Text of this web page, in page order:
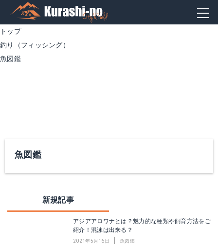
トップ
釣り（フィッシング）
魚図鑑
魚図鑑
新規記事
アジアアロワナとは？魅力的な種類や飼育方法をご
紹介！混泳は出来る？
2021年5月16日 魚図鑑